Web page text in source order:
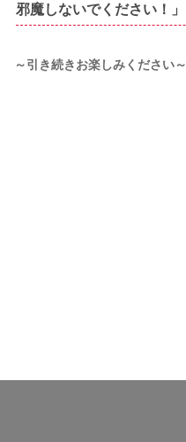
邪魔しないでください！」
～引き続きお楽しみください～